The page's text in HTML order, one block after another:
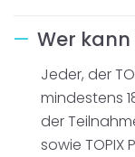
Wer
Jeder, der
mindestens
der
sowie